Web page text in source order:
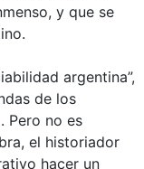
y que se
argentina”,
de los
Pero no es
el historiador
hacer un